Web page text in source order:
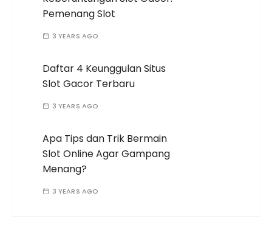
Pemenang Slot
3 YEARS AGO
Daftar 4 Keunggulan Situs
Slot Gacor Terbaru
3 YEARS AGO
Apa Tips dan Trik Bermain
Slot Online Agar Gampang
Menang?
3 YEARS AGO